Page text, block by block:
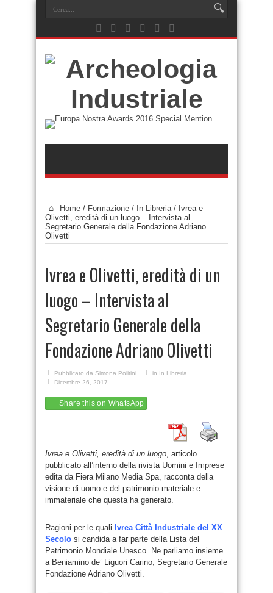
Home / Formazione / In Libreria / Ivrea e
Olivetti, eredità di un luogo – Intervista al
Segretario Generale della Fondazione Adriano
Olivetti
Ivrea e Olivetti, eredità di un
luogo – Intervista al
Segretario Generale della
Fondazione Adriano Olivetti
Pubblicato da Simona Politini in In Libreria
Dicembre 26, 2017
Share this on WhatsApp
Ivrea e Olivetti, eredità di un luogo, articolo
pubblicato all’interno della rivista Uomini e Imprese
edita da Fiera Milano Media Spa, racconta della
visione di uomo e del patrimonio materiale e
immateriale che questa ha generato.
Ragioni per le quali Ivrea Città Industriale del XX
Secolo si candida a far parte della Lista del
Patrimonio Mondiale Unesco. Ne parliamo insieme
a Beniamino de’ Liguori Carino, Segretario Generale
Fondazione Adriano Olivetti.